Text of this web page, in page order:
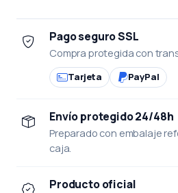
Pago seguro SSL
Compra protegida con
Tarjeta PayPal
Envío protegido 24/48h
Preparado con embalaje
caja.
Producto oficial